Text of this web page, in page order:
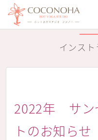
インス
2022年 サン
トのお知らせ